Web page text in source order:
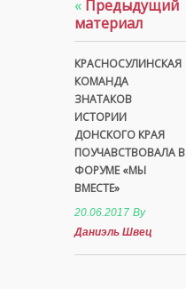
« Предыдущий
материал
КРАСНОСУЛИНСКАЯ
КОМАНДА
ЗНАТАКОВ
ИСТОРИИ
ДОНСКОГО КРАЯ
ПОУЧАВСТВОВАЛА В
ФОРУМЕ «МЫ
ВМЕСТЕ»
20.06.2017 By
Даниэль Швец